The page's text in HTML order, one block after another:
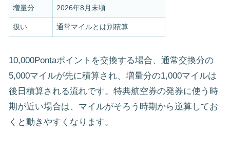
増量分 2026年8月末頃
扱い 通常マイルとは別積算
10,000Pontaポイントを交換する場合、通常交換分の
5,000マイルが先に積算され、増量分の1,000マイルは
後日積算される流れです。特典航空券の発券に使う時
期が近い場合は、マイルがそろう時期から逆算してお
くと動きやすくなります。